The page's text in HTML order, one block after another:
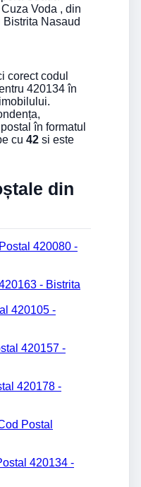
Voda , din
Bistrita Nasaud
corect codul
420134 în
în formatul
cu 42 si este
din
420080 -
- Bistrita
420105 -
420157 -
420178 -
Postal
420134 -